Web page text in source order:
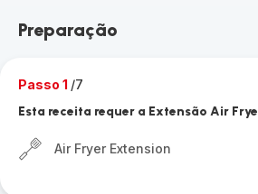
Preparação
Passo 1 /7
Esta receita requer a Extensão Air
Air Fryer Extension